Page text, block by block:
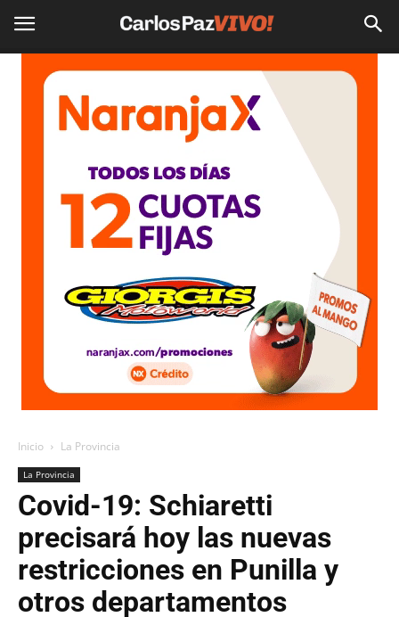
Inicio La Provincia
La Provincia
Covid-19: Schiaretti
precisará hoy las nuevas
restricciones en Punilla y
otros departamentos